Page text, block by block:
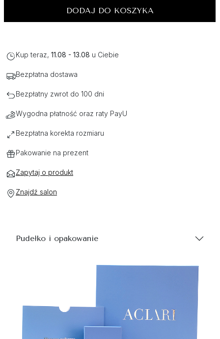
DODAJ DO KOSZYKA
Kup teraz, 11.08 - 13.08 u Ciebie
Bezpłatna dostawa
Bezpłatny zwrot do 100 dni
Wygodna płatność oraz raty PayU
Bezpłatna korekta rozmiaru
Pakowanie na prezent
Zapytaj o produkt
Znajdź salon
Pudełko i opakowanie